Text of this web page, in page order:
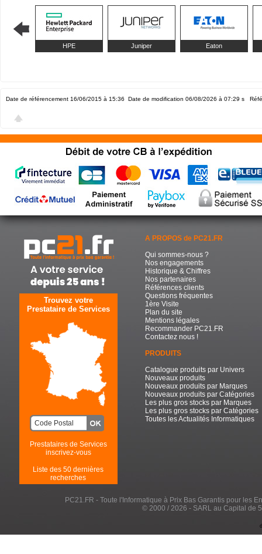
HPE Juniper Eaton
Date de référencement 16/06/2015 à 15:36 Date de modification 06/08/2026 à 07:29 s
Trouvez votre
Prestataire de Services
Prestataires de Services
inscrivez-vous
Liste des 50 dernières
recherches
A PROPOS de PC21.FR
Qui sommes-nous ?
Nos engagements
Historique & Chiffres
Nos partenaires
Références clients
Questions fréquentes
1ère Visite
Plan du site
Mentions légales
Recommander PC21.FR
Contactez nous !
PRODUITS
Catalogue produits par Univers
Nouveaux produits
Nouveaux produits par Marques
Nouveaux produits par Catégories
Les plus gros stocks par Marques
Les plus gros stocks par Catégories
Toutes les Actualités Informatiques
PC21.FR - Toute l'Informatique à Prix Bas Garantis pour les
© 2000 / 2026 - SARL au Capital de